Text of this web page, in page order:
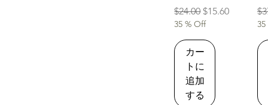
通常価格
$24.00 セール価格
$15.60
35 % Off
カー
トに
追加
する